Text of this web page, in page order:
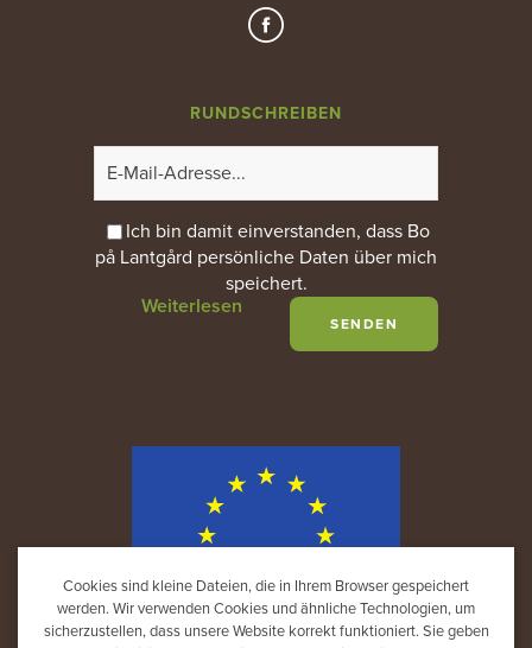
RUNDSCHREIBEN
Ich bin damit einverstanden, dass Bo
på Lantgård persönliche Daten über mich
speichert.
Weiterlesen
Cookies sind kleine Dateien, die in Ihrem Browser gespeichert
werden. Wir verwenden Cookies und ähnliche Technologien, um
sicherzustellen, dass unsere Website korrekt funktioniert. Sie geben